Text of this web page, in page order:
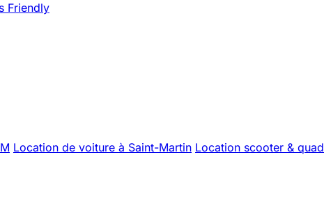
Friendly
Location de voiture à Saint-Martin Location scooter & quad